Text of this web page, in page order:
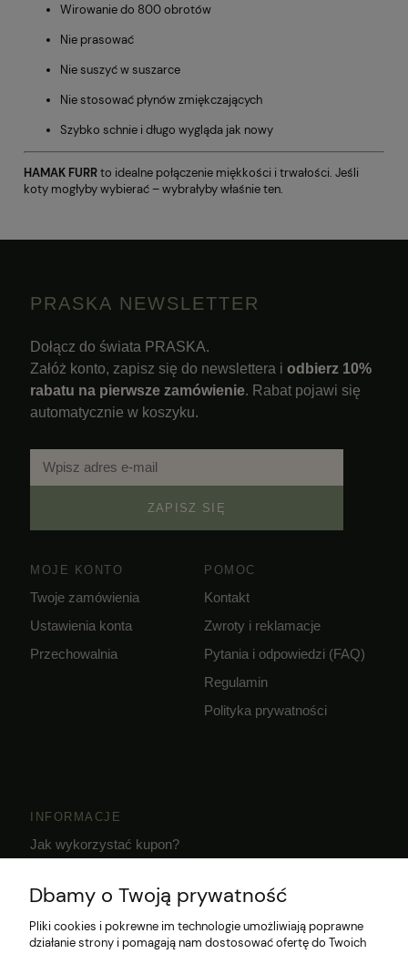
Wirowanie do 800 obrotów
Nie prasować
Nie suszyć w suszarce
Nie stosować płynów zmiękczających
Szybko schnie i długo wygląda jak nowy
HAMAK FURRto idealne połączenie miękkości i trwałości. Jeśli
koty mogłyby wybierać – wybrałyby właśnie ten.
PRASKA NEWSLETTER
Dołącz do świata PRASKA.
Załóż konto, zapisz się do newslettera i odbierz 10%
rabatu na pierwsze zamówienie. Rabat pojawi się
automatycznie w koszyku.
ZAPISZ SIĘ
MOJE KONTO
Twoje zamówienia
Ustawienia konta
Przechowalnia
POMOC
Kontakt
Zwroty i reklamacje
Pytania i odpowiedzi (FAQ)
Regulamin
Polityka prywatności
INFORMACJE
Jak wykorzystać kupon?
Klub Hodowcy VIP
Dbamy o Twoją prywatność
Pliki cookies i pokrewne im technologie umożliwiają poprawne
działanie strony i pomagają nam dostosować ofertę do Twoich